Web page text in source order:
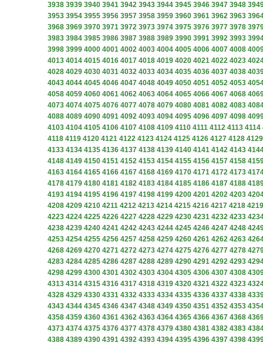
3938 3939 3940 3941 3942 3943 3944 3945 3946 3947 3948
3953 3954 3955 3956 3957 3958 3959 3960 3961 3962 3963
3968 3969 3970 3971 3972 3973 3974 3975 3976 3977 3978
3983 3984 3985 3986 3987 3988 3989 3990 3991 3992 3993
3998 3999 4000 4001 4002 4003 4004 4005 4006 4007 4008
4013 4014 4015 4016 4017 4018 4019 4020 4021 4022 4023
4028 4029 4030 4031 4032 4033 4034 4035 4036 4037 4038
4043 4044 4045 4046 4047 4048 4049 4050 4051 4052 4053
4058 4059 4060 4061 4062 4063 4064 4065 4066 4067 4068
4073 4074 4075 4076 4077 4078 4079 4080 4081 4082 4083
4088 4089 4090 4091 4092 4093 4094 4095 4096 4097 4098
4103 4104 4105 4106 4107 4108 4109 4110 4111 4112 4113 4114
4118 4119 4120 4121 4122 4123 4124 4125 4126 4127 4128 4129
4133 4134 4135 4136 4137 4138 4139 4140 4141 4142 4143
4148 4149 4150 4151 4152 4153 4154 4155 4156 4157 4158
4163 4164 4165 4166 4167 4168 4169 4170 4171 4172 4173
4178 4179 4180 4181 4182 4183 4184 4185 4186 4187 4188
4193 4194 4195 4196 4197 4198 4199 4200 4201 4202 4203
4208 4209 4210 4211 4212 4213 4214 4215 4216 4217 4218 4219
4223 4224 4225 4226 4227 4228 4229 4230 4231 4232 4233
4238 4239 4240 4241 4242 4243 4244 4245 4246 4247 4248
4253 4254 4255 4256 4257 4258 4259 4260 4261 4262 4263
4268 4269 4270 4271 4272 4273 4274 4275 4276 4277 4278
4283 4284 4285 4286 4287 4288 4289 4290 4291 4292 4293
4298 4299 4300 4301 4302 4303 4304 4305 4306 4307 4308
4313 4314 4315 4316 4317 4318 4319 4320 4321 4322 4323
4328 4329 4330 4331 4332 4333 4334 4335 4336 4337 4338
4343 4344 4345 4346 4347 4348 4349 4350 4351 4352 4353
4358 4359 4360 4361 4362 4363 4364 4365 4366 4367 4368
4373 4374 4375 4376 4377 4378 4379 4380 4381 4382 4383
4388 4389 4390 4391 4392 4393 4394 4395 4396 4397 4398